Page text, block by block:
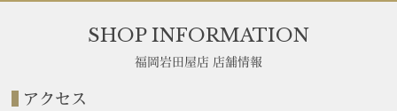
SHOP INFORMATION
福岡岩田屋店 店舗情報
アクセス